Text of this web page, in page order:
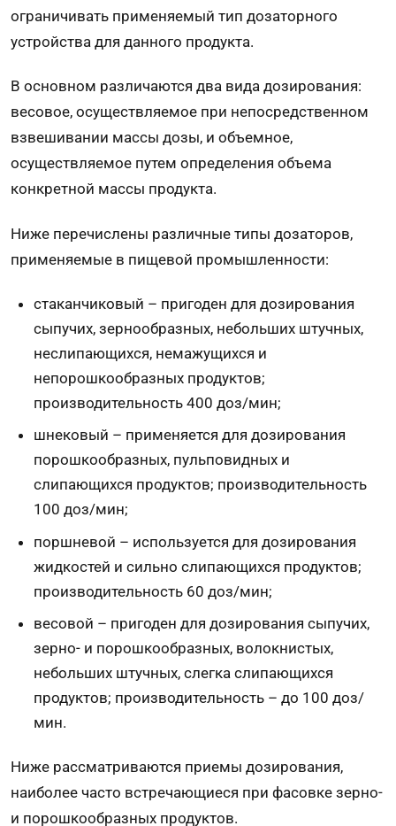
ограничивать применяемый тип дозаторного
устройства для данного продукта.
В основном различаются два вида дозирования:
весовое, осуществляемое при непосредственном
взвешивании массы дозы, и объемное,
осуществляемое путем определения объема
конкретной массы продукта.
Ниже перечислены различные типы дозаторов,
применяемые в пищевой промышленности:
стаканчиковый – пригоден для дозирования
сыпучих, зернообразных, небольших штучных,
неслипающихся, немажущихся и
непорошкообразных продуктов;
производительность 400 доз/мин;
шнековый – применяется для дозирования
порошкообразных, пульповидных и
слипающихся продуктов; производительность
100 доз/мин;
поршневой – используется для дозирования
жидкостей и сильно слипающихся продуктов;
производительность 60 доз/мин;
весовой – пригоден для дозирования сыпучих,
зерно- и порошкообразных, волокнистых,
небольших штучных, слегка слипающихся
продуктов; производительность – до 100 доз/
мин.
Ниже рассматриваются приемы дозирования,
наиболее часто встречающиеся при фасовке зерно-
и порошкообразных продуктов.